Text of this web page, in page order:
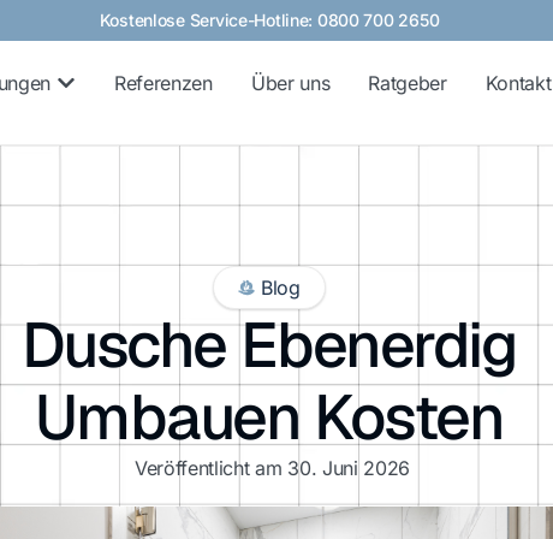
Kostenlose Service-Hotline: 0800 700 2650
Referenzen Über uns Ratgeber Kontakt
Blog
Dusche Ebenerdig
Umbauen Kosten
Veröffentlicht am 30. Juni 2026